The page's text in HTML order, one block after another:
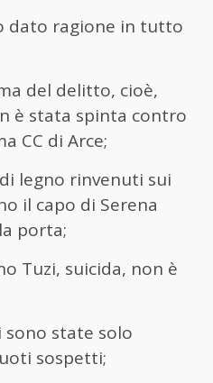
dato ragione in tutto
del delitto, cioè,
è stata spinta contro
CC di Arce;
legno rinvenuti sui
il capo di Serena
porta;
Tuzi, suicida, non è
state solo
sospetti;